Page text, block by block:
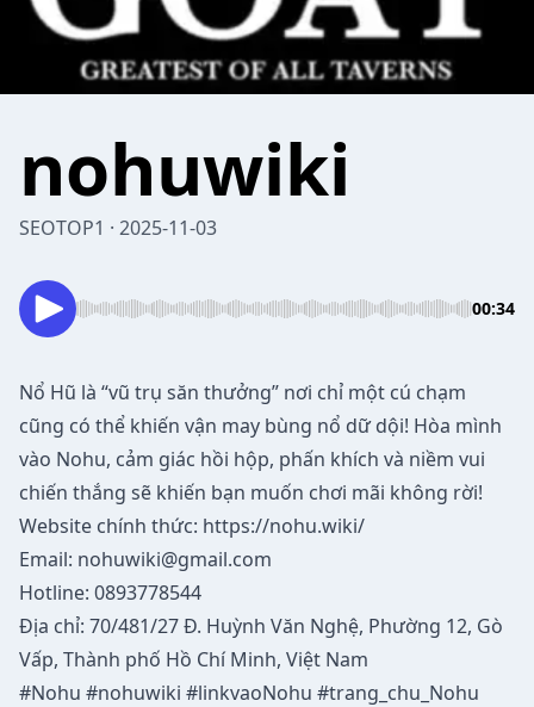
nohuwiki
SEOTOP1 · 2025-11-03
00:34
Nổ Hũ là “vũ trụ săn thưởng” nơi chỉ một cú chạm
cũng có thể khiến vận may bùng nổ dữ dội! Hòa mình
vào Nohu, cảm giác hồi hộp, phấn khích và niềm vui
chiến thắng sẽ khiến bạn muốn chơi mãi không rời!
Website chính thức: https://nohu.wiki/
Email: nohuwiki@gmail.com
Hotline: 0893778544
Địa chỉ: 70/481/27 Đ. Huỳnh Văn Nghệ, Phường 12, Gò
Vấp, Thành phố Hồ Chí Minh, Việt Nam
#Nohu #nohuwiki #linkvaoNohu #trang_chu_Nohu